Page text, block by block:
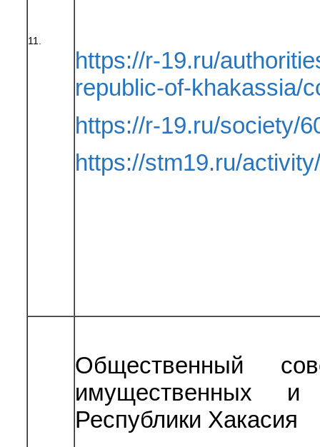
11.
https://r-19.ru/
republic-of-khakassia/
https://r-19.ru/society/
https://stm19.ru/
Общественный
имущественных и
Республики Хакасия